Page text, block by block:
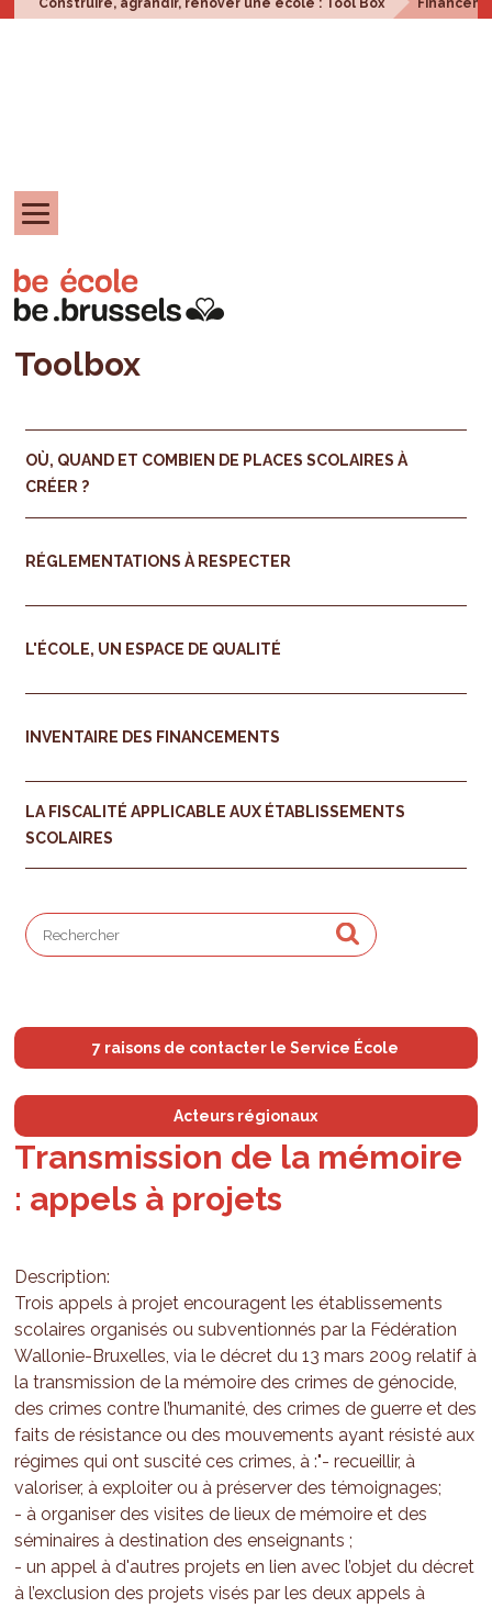
Construire, agrandir, rénover une école : Tool Box
Toolbox
OÙ, QUAND ET COMBIEN DE PLACES SCOLAIRES À
CRÉER ?
RÉGLEMENTATIONS À RESPECTER
L'ÉCOLE, UN ESPACE DE QUALITÉ
INVENTAIRE DES FINANCEMENTS
LA FISCALITÉ APPLICABLE AUX ÉTABLISSEMENTS
SCOLAIRES
7 raisons de contacter le Service École
Acteurs régionaux
Transmission de la mémoire
: appels à projets
Description:
Trois appels à projet encouragent les établissements
scolaires organisés ou subventionnés par la Fédération
Wallonie-Bruxelles, via le décret du 13 mars 2009 relatif à
la transmission de la mémoire des crimes de génocide,
des crimes contre l’humanité, des crimes de guerre et des
faits de résistance ou des mouvements ayant résisté aux
régimes qui ont suscité ces crimes, à :"- recueillir, à
valoriser, à exploiter ou à préserver des témoignages;
- à organiser des visites de lieux de mémoire et des
séminaires à destination des enseignants ;
- un appel à d'autres projets en lien avec l’objet du décret
à l’exclusion des projets visés par les deux appels à